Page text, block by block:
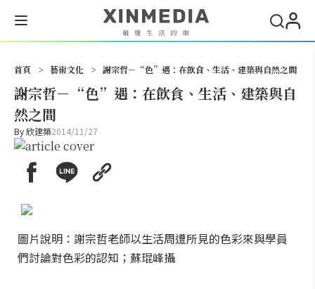
首頁 > 藝術文化 > 謝宗哲－“色”遇：在飲食、生活、建築與自然之間
謝宗哲－“色”遇：在飲食、生活、建築與自
然之間
By欣建築2014/11/27
圖片說明：謝宗哲老師以生活周遭所見的色彩來與學員
們討論對色彩的認知；蘇琨峰攝